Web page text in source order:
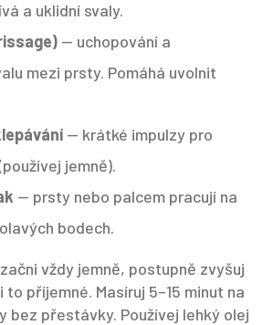
a uklidní svaly.
— uchopování a
mezi prsty. Pomáhá uvolnit
— krátké impulzy pro
jemně).
— prsty nebo palcem pracují na
bodech.
vždy jemně, postupně zvyšuj
příjemné. Masíruj 5–15 minut na
bez přestávky. Používej lehký olej